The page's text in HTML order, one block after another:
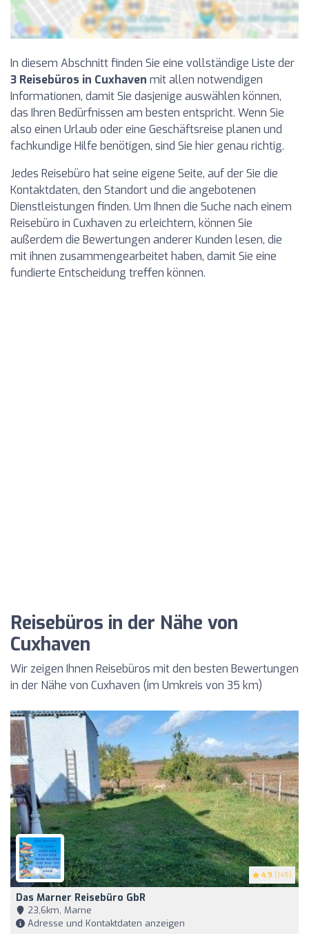
In diesem Abschnitt finden Sie eine vollständige Liste der
3 Reisebüros in Cuxhaven mit allen notwendigen
Informationen, damit Sie dasjenige auswählen können,
das Ihren Bedürfnissen am besten entspricht. Wenn Sie
also einen Urlaub oder eine Geschäftsreise planen und
fachkundige Hilfe benötigen, sind Sie hier genau richtig.
Jedes Reisebüro hat seine eigene Seite, auf der Sie die
Kontaktdaten, den Standort und die angebotenen
Dienstleistungen finden. Um Ihnen die Suche nach einem
Reisebüro in Cuxhaven zu erleichtern, können Sie
außerdem die Bewertungen anderer Kunden lesen, die
mit ihnen zusammengearbeitet haben, damit Sie eine
fundierte Entscheidung treffen können.
Reisebüros in der Nähe von
Cuxhaven
Wir zeigen Ihnen Reisebüros mit den besten Bewertungen
in der Nähe von Cuxhaven (im Umkreis von 35 km)
4.9 (149)
Das Marner Reisebüro GbR
23,6km, Marne
Adresse und Kontaktdaten anzeigen